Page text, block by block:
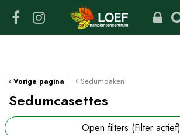
Vorige pagina Sedumdaken
Sedumcasettes
Open filters (Filter actief)